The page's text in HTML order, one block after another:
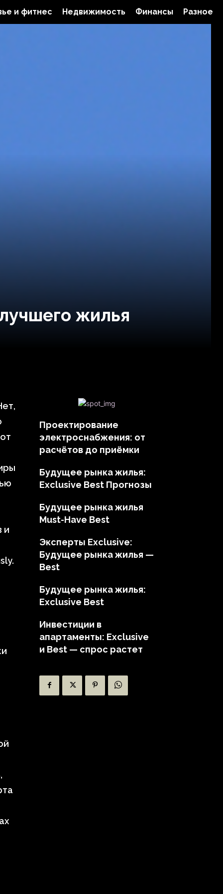
и фитнес Недвижимость Финансы Разное
жилья
и
Проектирование
электроснабжения: от
расчётов до приёмки
Будущее рынка жилья:
Exclusive Best Прогнозы
Будущее рынка жилья
Must-Have Best
Эксперты Exclusive:
Будущее рынка жилья —
Best
Будущее рынка жилья:
Exclusive Best
Инвестиции в
апартаменты: Exclusive
и Best — спрос растет